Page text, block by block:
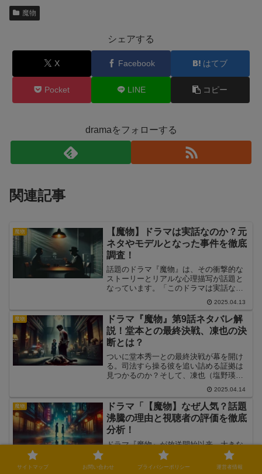
魔物
シェアする
X Facebook はてブ
Pocket LINE コピー
dramaをフォローする
関連記事
魔物
【魔物】ドラマは実話なのか？元
ネタやモデルとなった事件を徹底
調査！
話題のドラマ『魔物』は、その衝撃的な
ストーリーとリアルな心理描写が話題と
なっています。「このドラマは実話な
の？」「何かモデルとなった事件がある
の？」と疑問に思う視聴者も多いのでは
ないでしょうか。本記事では、『魔物』
が実際の事件や実話に基づいているのか
を調査し、元ネタや類似する事件につい
て詳しく解説します。また、ドラマのリ
アリティを生み出す演出や視聴者の反応
も紹介しますので、ぜひ最後までご覧く
ださい。
2025.04.13
魔物
ドラマ『魔物』第9話ネタバレ解
説！堂本との最終決戦、凍也の決
断とは？
ついに堂本秀一との最終決戦が幕を開け
る。司法すら操る彼を追い詰める証拠は
見つかるのか？そして、凍也（塩野瑛
久）が下す決断は法か、それとも復讐か
──。あやめ（麻生久美子）は、凍也を止
めることができるのか？この記事では、
第9話のネタバレを含めながら、物語のポ
イントや最終回への伏線を詳しく解説し
ます。
2025.04.14
魔物
ドラマ「【魔物】なぜ人気？話題
沸騰の理由と視聴者の評価を徹底
分析！
ドラマ『魔物』が放送開始以来、大きな
話題を集めています。「映像が美し
い！」「心理描写が深い！」と高評価の
サイトマップ お問い合わせ プライバシーポリシー 運営者情報